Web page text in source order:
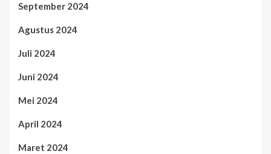
September 2024
Agustus 2024
Juli 2024
Juni 2024
Mei 2024
April 2024
Maret 2024